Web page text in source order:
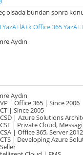
olsada bundan sonra
YazÄ±lÄ±k Office 365
Aydın
Aydın
| Office 365 | Since 2006
| Since 2005
| Azure Solutions
| Private Cloud,
| Office 365, Server
| Developing Azure